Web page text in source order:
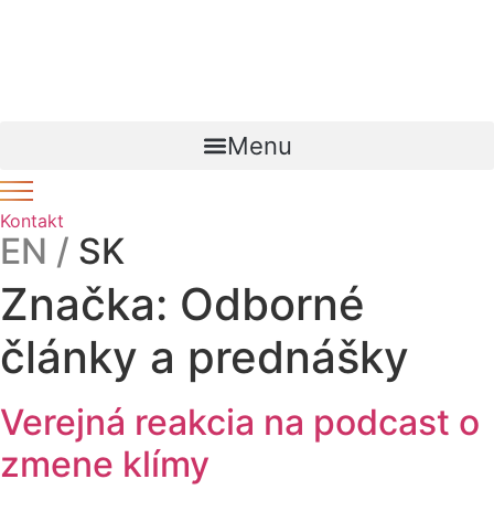
Menu
Kontakt
EN / SK
Značka: Odborné
články a prednášky
Verejná reakcia na podcast o
zmene klímy